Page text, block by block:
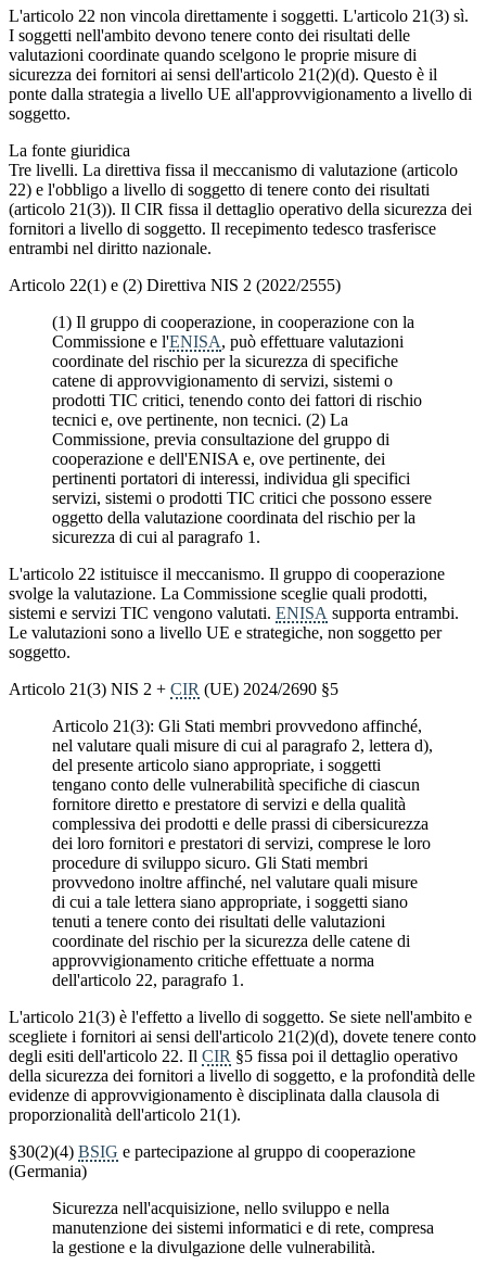
L'articolo 22 non vincola direttamente i soggetti. L'articolo 21(3) sì.
I soggetti nell'ambito devono tenere conto dei risultati delle
valutazioni coordinate quando scelgono le proprie misure di
sicurezza dei fornitori ai sensi dell'articolo 21(2)(d). Questo è il
ponte dalla strategia a livello UE all'approvvigionamento a livello di
soggetto.
La fonte giuridica
Tre livelli. La direttiva fissa il meccanismo di valutazione (articolo
22) e l'obbligo a livello di soggetto di tenere conto dei risultati
(articolo 21(3)). Il CIR fissa il dettaglio operativo della sicurezza dei
fornitori a livello di soggetto. Il recepimento tedesco trasferisce
entrambi nel diritto nazionale.
Articolo 22(1) e (2) Direttiva NIS 2 (2022/2555)
(1) Il gruppo di cooperazione, in cooperazione con la
Commissione e l'ENISA, può effettuare valutazioni
coordinate del rischio per la sicurezza di specifiche
catene di approvvigionamento di servizi, sistemi o
prodotti TIC critici, tenendo conto dei fattori di rischio
tecnici e, ove pertinente, non tecnici. (2) La
Commissione, previa consultazione del gruppo di
cooperazione e dell'ENISA e, ove pertinente, dei
pertinenti portatori di interessi, individua gli specifici
servizi, sistemi o prodotti TIC critici che possono essere
oggetto della valutazione coordinata del rischio per la
sicurezza di cui al paragrafo 1.
L'articolo 22 istituisce il meccanismo. Il gruppo di cooperazione
svolge la valutazione. La Commissione sceglie quali prodotti,
sistemi e servizi TIC vengono valutati. ENISA supporta entrambi.
Le valutazioni sono a livello UE e strategiche, non soggetto per
soggetto.
Articolo 21(3) NIS 2 + CIR (UE) 2024/2690 §5
Articolo 21(3): Gli Stati membri provvedono affinché,
nel valutare quali misure di cui al paragrafo 2, lettera d),
del presente articolo siano appropriate, i soggetti
tengano conto delle vulnerabilità specifiche di ciascun
fornitore diretto e prestatore di servizi e della qualità
complessiva dei prodotti e delle prassi di cibersicurezza
dei loro fornitori e prestatori di servizi, comprese le loro
procedure di sviluppo sicuro. Gli Stati membri
provvedono inoltre affinché, nel valutare quali misure
di cui a tale lettera siano appropriate, i soggetti siano
tenuti a tenere conto dei risultati delle valutazioni
coordinate del rischio per la sicurezza delle catene di
approvvigionamento critiche effettuate a norma
dell'articolo 22, paragrafo 1.
L'articolo 21(3) è l'effetto a livello di soggetto. Se siete nell'ambito e
scegliete i fornitori ai sensi dell'articolo 21(2)(d), dovete tenere conto
degli esiti dell'articolo 22. Il CIR §5 fissa poi il dettaglio operativo
della sicurezza dei fornitori a livello di soggetto, e la profondità delle
evidenze di approvvigionamento è disciplinata dalla clausola di
proporzionalità dell'articolo 21(1).
§30(2)(4) BSIG e partecipazione al gruppo di cooperazione
(Germania)
Sicurezza nell'acquisizione, nello sviluppo e nella
manutenzione dei sistemi informatici e di rete, compresa
la gestione e la divulgazione delle vulnerabilità.